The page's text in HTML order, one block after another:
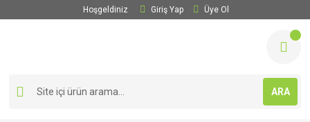
Hoşgeldiniz Giriş Yap Üye Ol
ARA